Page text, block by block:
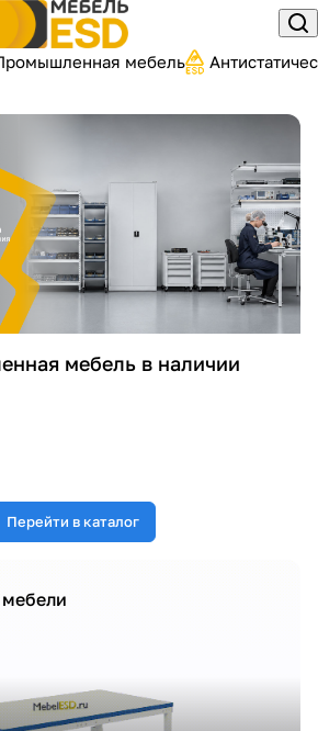
мебель
мебель в наличии
Перейти в каталог